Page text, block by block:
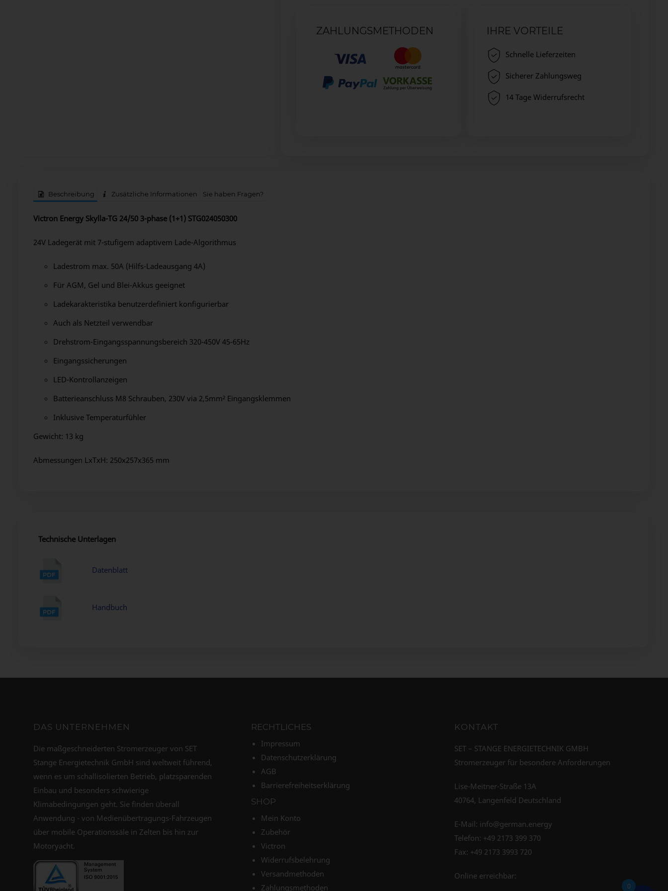
ZAHLUNGSMETHODEN IHRE VORTEILE
Schnelle Lieferzeiten
Sicherer Zahlungsweg
14 Tage Widerrufsrecht
Beschreibung Zusätzliche Informationen Sie haben Fragen?
Victron Energy Skylla-TG 24/50 3-phase (1+1) STG024050300
24V Ladegerät mit 7-stufigem adaptivem Lade-Algorithmus
Ladestrom max. 50A (Hilfs-Ladeausgang 4A)
Für AGM, Gel und Blei-Akkus geeignet
Ladekarakteristika benutzerdefiniert konfigurierbar
Auch als Netzteil verwendbar
Drehstrom-Eingangsspannungsbereich 320-450V 45-65Hz
Eingangssicherungen
LED-Kontrollanzeigen
Batterieanschluss M8 Schrauben, 230V via 2,5mm² Eingangsklemmen
Inklusive Temperaturfühler
Gewicht: 13 kg
Abmessungen LxTxH: 250x257x365 mm
Technische Unterlagen
Datenblatt
Handbuch
DAS UNTERNEHMEN
Die maßgeschneiderten Stromerzeuger von SET
Stange Energietechnik GmbH sind weltweit führend,
wenn es um schallisolierten Betrieb, platzsparenden
Einbau und besonders schwierige
Klimabedingungen geht. Sie finden überall
Anwendung - von Medienübertragungs-Fahrzeugen
über mobile Operationssäle in Zelten bis hin zur
Motoryacht.
RECHTLICHES
Impressum
Datenschutzerklärung
AGB
Barrierefreiheitserklärung
SHOP
Mein Konto
Zubehör
Victron
Widerrufsbelehrung
Versandmethoden
Zahlungsmethoden
KONTAKT
SET – STANGE ENERGIETECHNIK GMBH
Stromerzeuger für besondere Anforderungen
Lise-Meitner-Straße 13A
40764, Langenfeld Deutschland
E-Mail: info@german.energy
Telefon: +49 2173 399 370
Fax: +49 2173 3993 720
Online erreichbar:
0